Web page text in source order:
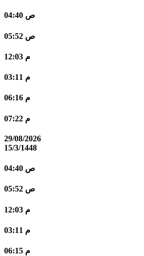
04:40 ص
05:52 ص
12:03 م
03:11 م
06:16 م
07:22 م
29/08/2026
15/3/1448
04:40 ص
05:52 ص
12:03 م
03:11 م
06:15 م